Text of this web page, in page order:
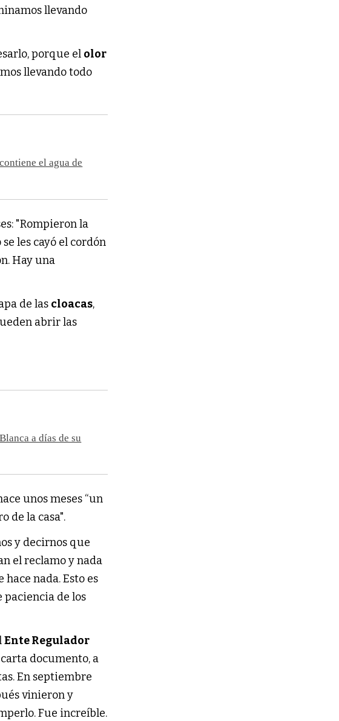
llevando
porque el olor
llevando todo
el agua de
"Rompieron la
les cayó el cordón
Hay una
de las cloacas,
abrir las
a días de su
unos meses “un
de la casa".
y decirnos que
el reclamo y nada
nada. Esto es
paciencia de los
Ente Regulador
documento, a
En septiembre
vinieron y
Fue increíble.